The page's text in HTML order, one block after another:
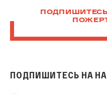
ПОДПИШИТЕСЬ НА